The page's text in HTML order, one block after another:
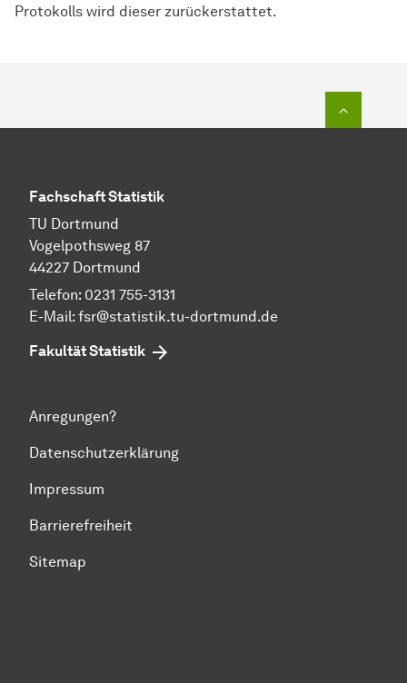
Protokolls wird dieser zurückerstattet.
Fachschaft Statistik
TU Dortmund
Vogelpothsweg 87
44227 Dortmund
Telefon: 0231 755-3131
E-Mail: fsr@statistik.tu-dortmund.de
Fakultät Statistik
Anregungen?
Datenschutzerklärung
Impressum
Barrierefreiheit
Sitemap